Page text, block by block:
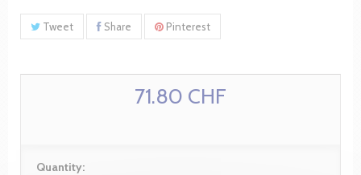
Tweet Share Pinterest
71.80 CHF
Quantity: